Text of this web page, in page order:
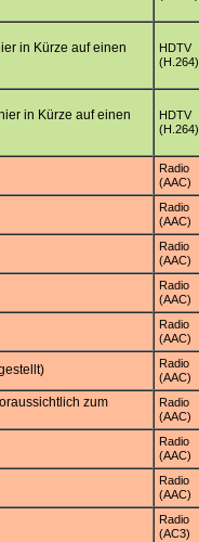
in Kürze auf einen
HDTV
(H.264)
in Kürze auf einen
HDTV
(H.264)
Radio
(AAC)
Radio
(AAC)
Radio
(AAC)
Radio
(AAC)
Radio
(AAC)
Radio
(AAC)
zum
Radio
(AAC)
Radio
(AAC)
Radio
(AAC)
Radio
(AC3)